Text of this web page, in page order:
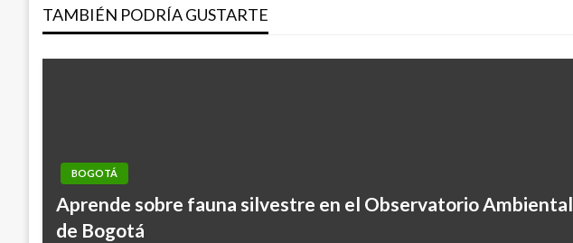
entradas
TAMBIÉN PODRÍA GUSTARTE
BOGOTÁ
Aprende sobre fauna silvestre en el Observatorio Ambiental
de Bogotá